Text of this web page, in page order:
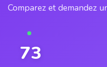
Comparez et demandez
73